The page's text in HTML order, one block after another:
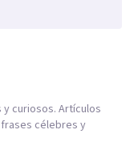
curiosos. Artículos
célebres y